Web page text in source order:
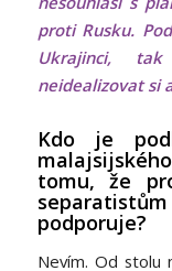
proti Rusku.
Ukrajinci,
neidealizovat si
Kdo je
tomu, že
podporuje?
Nevím. Od stolu